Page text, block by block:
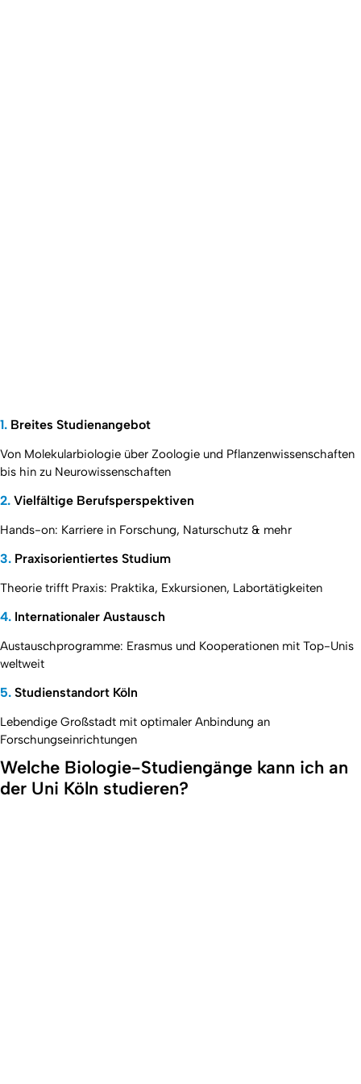
1. Breites Studienangebot
Von Molekularbiologie über Zoologie und Pflanzenwissenschaften
bis hin zu Neurowissenschaften
2. Vielfältige Berufsperspektiven
Hands-on: Karriere in Forschung, Naturschutz & mehr
3. Praxisorientiertes Studium
Theorie trifft Praxis: Praktika, Exkursionen, Labortätigkeiten
4. Internationaler Austausch
Austauschprogramme: Erasmus und Kooperationen mit Top-Unis
weltweit
5. Studienstandort Köln
Lebendige Großstadt mit optimaler Anbindung an
Forschungseinrichtungen
Welche Biologie-Studiengänge kann ich an
der Uni Köln studieren?